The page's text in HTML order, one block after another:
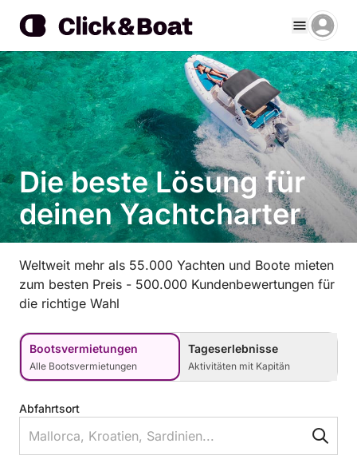
Die beste Lösung für
deinen Yachtcharter
Weltweit mehr als 55.000 Yachten und Boote mieten
zum besten Preis - 500.000 Kundenbewertungen für
die richtige Wahl
Bootsvermietungen
Alle Bootsvermietungen
Tageserlebnisse
Aktivitäten mit Kapitän
Abfahrtsort